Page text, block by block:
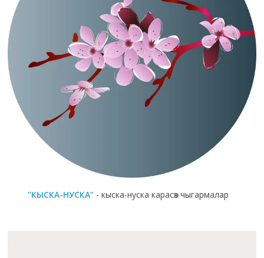
"КЫСКА-НУСКА" - кыска-нуска карасөз чыгармалар